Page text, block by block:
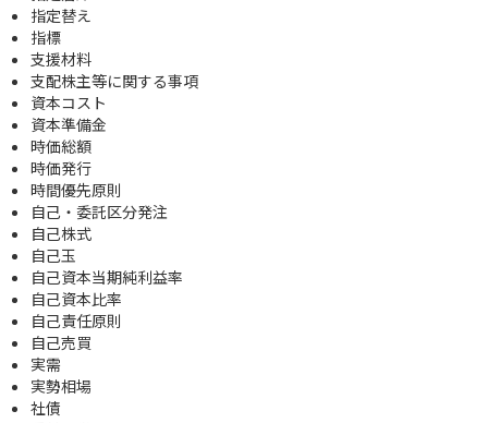
指定替え
指標
支援材料
支配株主等に関する事項
資本コスト
資本準備金
時価総額
時価発行
時間優先原則
自己・委託区分発注
自己株式
自己玉
自己資本当期純利益率
自己資本比率
自己責任原則
自己売買
実需
実勢相場
社債